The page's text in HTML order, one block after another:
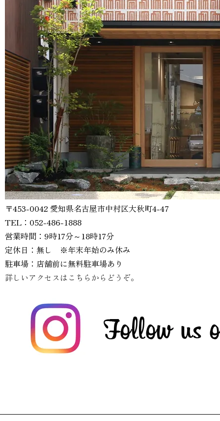
〒453-0042 愛知県名古屋市中村区大秋町4-47
TEL：052-486-1888
営業時間：9時17分～18時17分
定休日：無し ※年末年始のみ休み
駐車場：店舗前に無料駐車場あり
詳しいアクセスはこちらからどうぞ。